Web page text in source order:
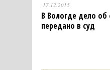
17.12.2015
В Вологде дело об
передано в суд